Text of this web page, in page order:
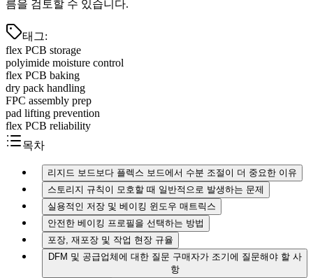
름을 검토할 수 있습니다.
태그:
flex PCB storage
polyimide moisture control
flex PCB baking
dry pack handling
FPC assembly prep
pad lifting prevention
flex PCB reliability
목차
리지드 보드보다 플렉스 보드에서 수분 조절이 더 중요한 이유
스토리지 규칙이 모호할 때 일반적으로 발생하는 문제
실용적인 저장 및 베이킹 윈도우 매트릭스
안전한 베이킹 프로필을 선택하는 방법
포장, 재포장 및 작업 현장 규율
DFM 및 공급업체에 대한 질문 구매자가 조기에 질문해야 할 사
항